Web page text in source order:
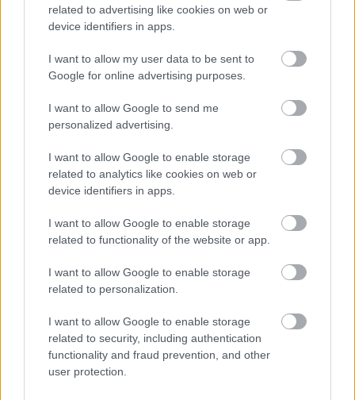
related to advertising like cookies on web or
device identifiers in apps.
I want to allow my user data to be sent to
Google for online advertising purposes.
I want to allow Google to send me
personalized advertising.
I want to allow Google to enable storage
related to analytics like cookies on web or
device identifiers in apps.
I want to allow Google to enable storage
related to functionality of the website or app.
I want to allow Google to enable storage
related to personalization.
I want to allow Google to enable storage
related to security, including authentication
functionality and fraud prevention, and other
user protection.
92 millió
tonna ruha kerül a szemétbe évente – De
miért hagyjuk?
08:01
Sydney van den Bosch-sal a címlapon,
GLAMOUR novemberi száma
07:31
A jógapóz, amit minden embernek meg
07:01
Napi horoszkóp: Az Oroszlán vakrandira
készül, a Vízöntőre kalandos nap vár -
október 14.
06:31
6 jel, ami nyelőcsőrákra utal: minél előbb
06:01